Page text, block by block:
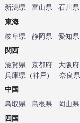
新潟県
富山県 石川県
東海
岐阜県
静岡県 愛知県
関西
滋賀県
京都府 大阪府
兵庫県 （神戸） 奈良県
中国
鳥取県
島根県 岡山県
四国